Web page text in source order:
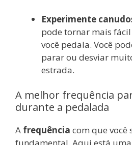
Experimente
pode tornar mais
você pedala. Você
parar ou desviar
estrada.
A melhor frequência
durante a pedalada
A frequência com que você